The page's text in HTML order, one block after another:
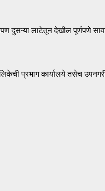
दुसऱ्या लाटेतून देखील पूर्णपणे
प्रभाग कार्यालये तसेच